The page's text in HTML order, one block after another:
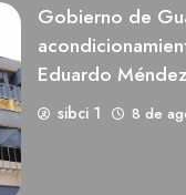
Gobierno de
Eduardo Méndez
sibci 1 8 de